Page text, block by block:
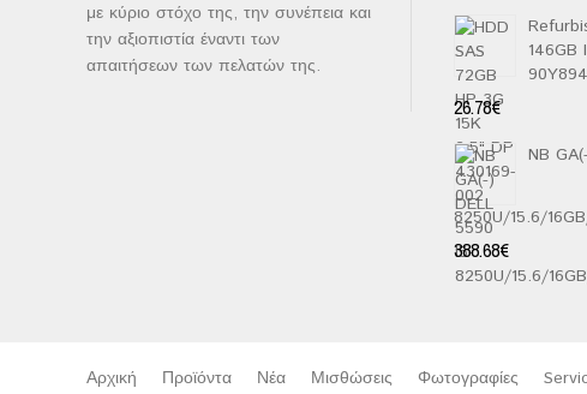
με κύριο στόχο της, την συνέπεια και
την αξιοπιστία έναντι των
απαιτήσεων των πελατών της.
2.00
από
5
146GB
26.78€
NB
8250U/15.6/
388.68€
Αρχική Προϊόντα Νέα Μισθώσεις Φωτογραφίες